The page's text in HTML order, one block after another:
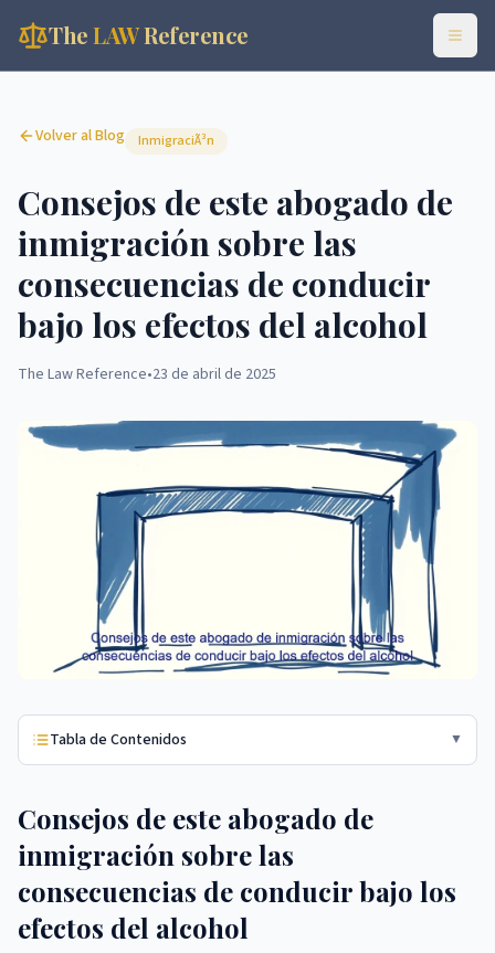
TheLAWReference
Volver al Blog InmigraciÃ³n
Consejos de este abogado de
inmigración sobre las
consecuencias de conducir
bajo los efectos del alcohol
The Law Reference•23 de abril de 2025
Tabla de Contenidos ▼
Consejos de este abogado de
inmigración sobre las
consecuencias de conducir bajo los
efectos del alcohol